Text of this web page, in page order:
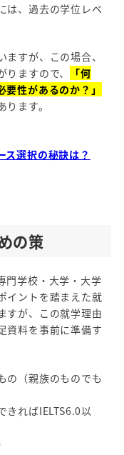
は、過去の学位レベ
すが、この場合、
ますので、
「何
性があるのか？」
ます。
ス選択の秘訣は？
の策
門学校・大学・大学
イントを踏まえた就
すが、この就学理由
資料を事前に準備す
（親族のものでも
きればIELTS6.0以